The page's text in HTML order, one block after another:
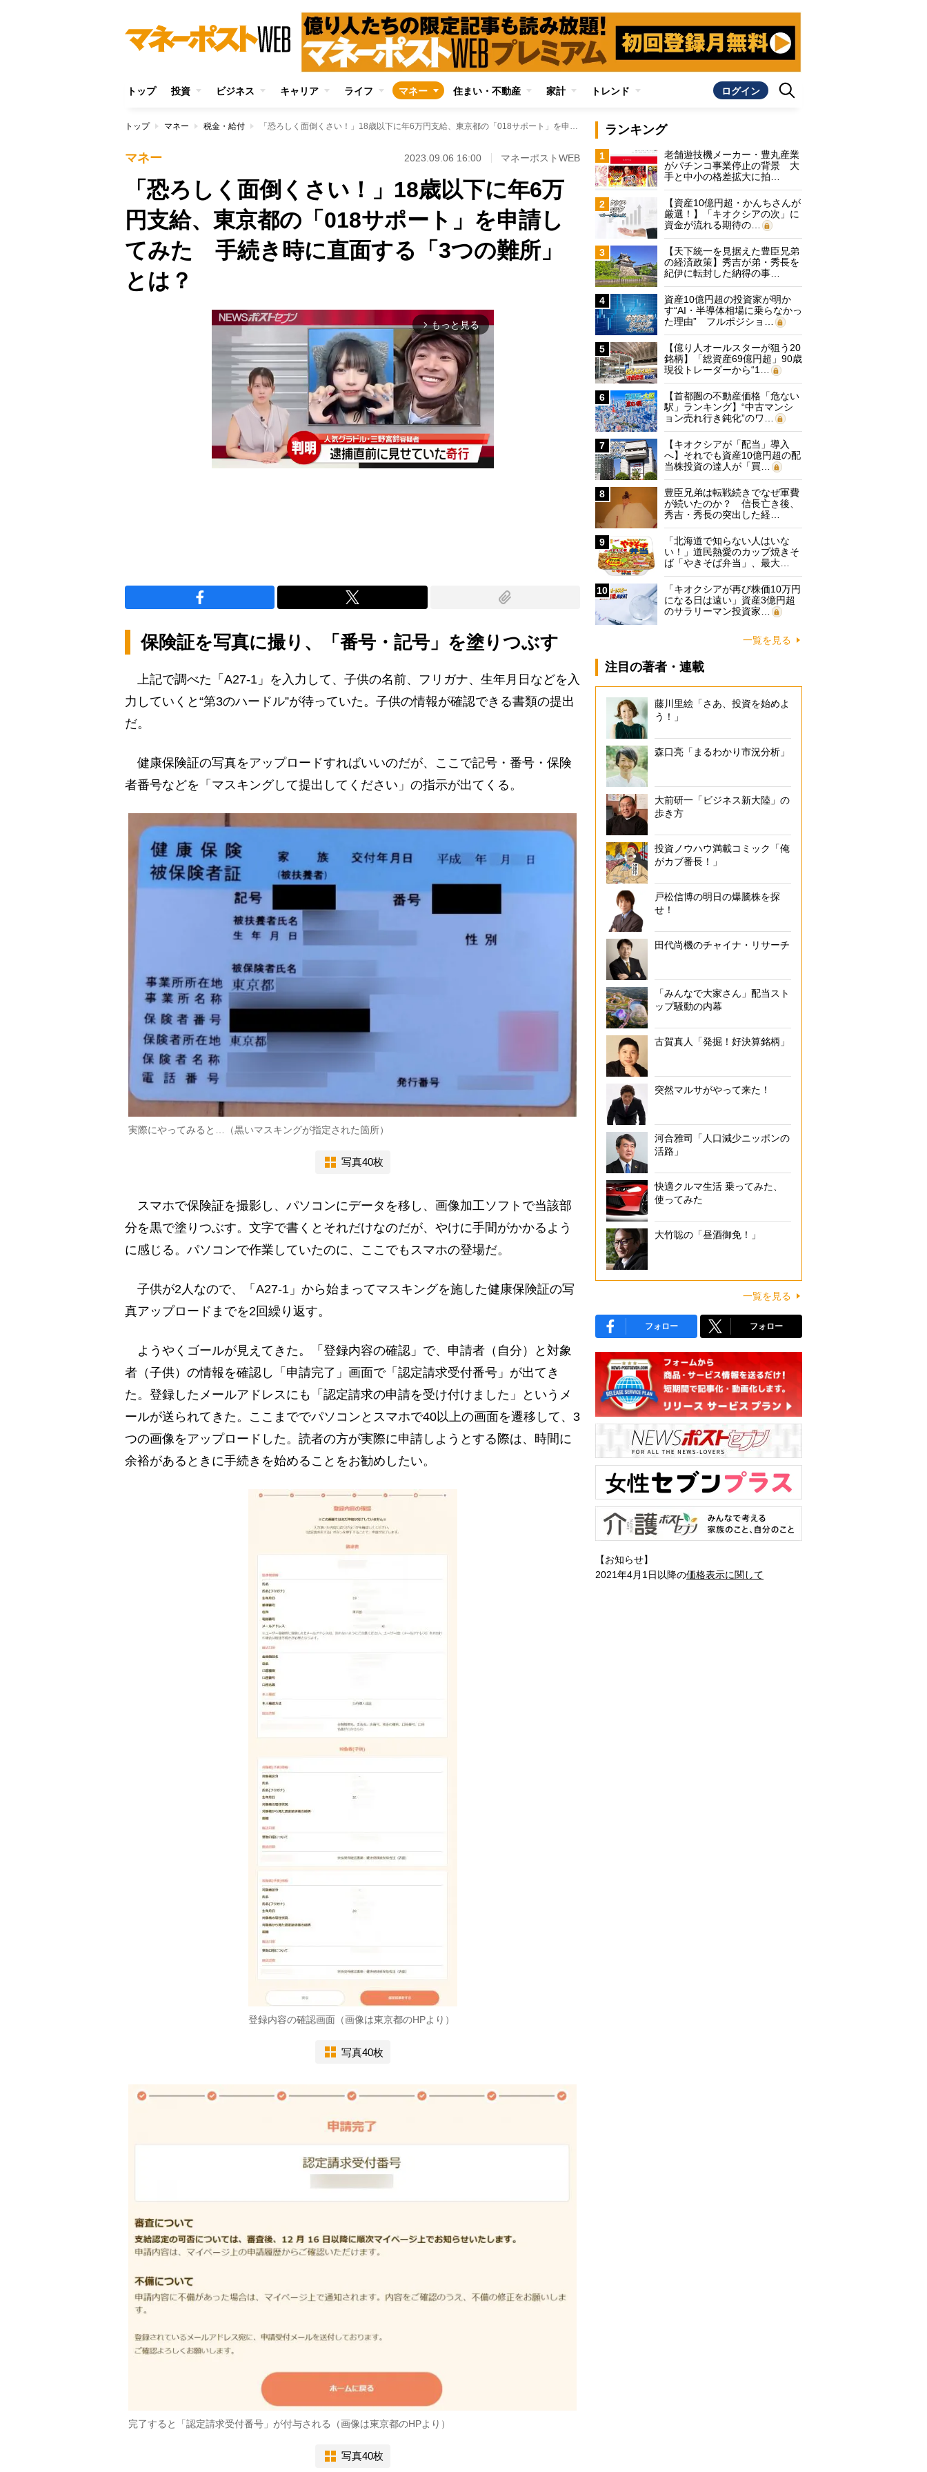
トップ 投資 ビジネス キャリア ライフ マネー 住まい・不動産 家計 トレンド ログイン
トップ マネー 税金・給付 「恐ろしく面倒くさい！」18歳以下に年6万円支給、東京都の「018サポート」を申請してみた 手続き時に直面する「3つの難所」とは？
マネー 2023.09.06 16:00 マネーポストWEB
「恐ろしく面倒くさい！」18歳以下に年6万
円支給、東京都の「018サポート」を申請し
てみた 手続き時に直面する「3つの難所」
とは？
arrow_forward_ios もっと見る
保険証を写真に撮り、「番号・記号」を塗りつぶす
上記で調べた「A27-1」を入力して、子供の名前、フリガナ、生年月日などを入
力していくと“第3のハードル”が待っていた。子供の情報が確認できる書類の提出
だ。
健康保険証の写真をアップロードすればいいのだが、ここで記号・番号・保険
者番号などを「マスキングして提出してください」の指示が出てくる。
実際にやってみると…（黒いマスキングが指定された箇所）
写真40枚
スマホで保険証を撮影し、パソコンにデータを移し、画像加工ソフトで当該部
分を黒で塗りつぶす。文字で書くとそれだけなのだが、やけに手間がかかるよう
に感じる。パソコンで作業していたのに、ここでもスマホの登場だ。
子供が2人なので、「A27-1」から始まってマスキングを施した健康保険証の写
真アップロードまでを2回繰り返す。
ようやくゴールが見えてきた。「登録内容の確認」で、申請者（自分）と対象
者（子供）の情報を確認し「申請完了」画面で「認定請求受付番号」が出てき
た。登録したメールアドレスにも「認定請求の申請を受け付けました」というメ
ールが送られてきた。ここまででパソコンとスマホで40以上の画面を遷移して、3
つの画像をアップロードした。読者の方が実際に申請しようとする際は、時間に
余裕があるときに手続きを始めることをお勧めしたい。
登録内容の確認画面（画像は東京都のHPより）
写真40枚
完了すると「認定請求受付番号」が付与される（画像は東京都のHPより）
写真40枚
ランキング
1
老舗遊技機メーカー・豊丸産業
がパチンコ事業停止の背景 大
手と中小の格差拡大に拍…
2
【資産10億円超・かんちさんが
厳選！】「キオクシアの次」に
資金が流れる期待の…
3
【天下統一を見据えた豊臣兄弟
の経済政策】秀吉が弟・秀長を
紀伊に転封した納得の事…
4
資産10億円超の投資家が明か
す“AI・半導体相場に乗らなかっ
た理由” フルポジショ…
5
【億り人オールスターが狙う20
銘柄】「総資産69億円超」90歳
現役トレーダーから“1…
6
【首都圏の不動産価格「危ない
駅」ランキング】“中古マンシ
ョン売れ行き鈍化”のワ…
7
【キオクシアが「配当」導入
へ】それでも資産10億円超の配
当株投資の達人が「買…
8
豊臣兄弟は転戦続きでなぜ軍費
が続いたのか？ 信長亡き後、
秀吉・秀長の突出した経…
9
「北海道で知らない人はいな
い！」道民熱愛のカップ焼きそ
ば「やきそば弁当」、最大…
10
「キオクシアが再び株価10万円
になる日は遠い」資産3億円超
のサラリーマン投資家…
一覧を見る
注目の著者・連載
藤川里絵「さあ、投資を始めよ
う！」
森口亮「まるわかり市況分析」
大前研一「ビジネス新大陸」の
歩き方
投資ノウハウ満載コミック「俺
がカブ番長！」
戸松信博の明日の爆騰株を探
せ！
田代尚機のチャイナ・リサーチ
「みんなで大家さん」配当スト
ップ騒動の内幕
古賀真人「発掘！好決算銘柄」
突然マルサがやって来た！
河合雅司「人口減少ニッポンの
活路」
快適クルマ生活 乗ってみた、
使ってみた
大竹聡の「昼酒御免！」
一覧を見る
フォロー フォロー
【お知らせ】
2021年4月1日以降の価格表示に関して